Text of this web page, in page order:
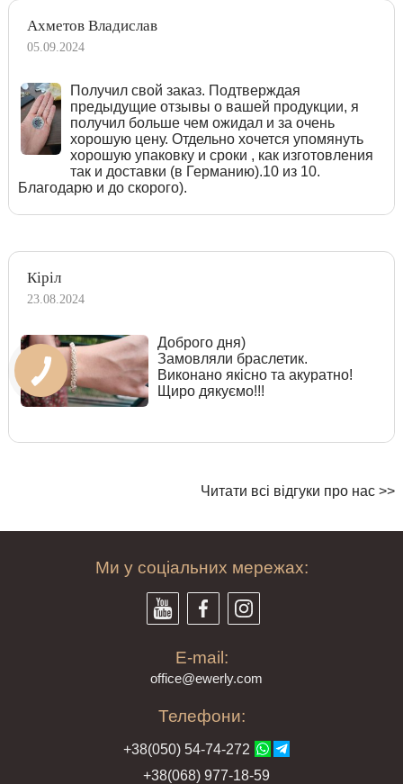
Ахметов Владислав
05.09.2024
Получил свой заказ. Подтверждая
предыдущие отзывы о вашей продукции, я
получил больше чем ожидал и за очень
хорошую цену. Отдельно хочется упомянуть
хорошую упаковку и сроки , как изготовления
так и доставки (в Германию).10 из 10.
Благодарю и до скорого).
Кіріл
23.08.2024
Доброго дня)
Замовляли браслетик.
Виконано якісно та акуратно!
Щиро дякуємо!!!
Читати всі відгуки про нас >>
Ми у соціальних мережах:
E-mail:
office@ewerly.com
Телефони:
+38(050) 54-74-272
+38(068) 977-18-59